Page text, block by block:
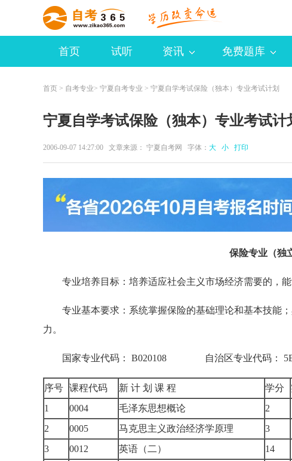
首页 试听 资讯 免费题库
首页 > 自考专业> 宁夏自考专业 > 宁夏自学考试保险（独本）专业考试计划
宁夏自学考试保险（独本）专业考试计
2006-09-07 14:27:00 文章来源： 宁夏自考网 字体： 大 小 打印
保险专业（独
专业培养目标：培养适应社会主义市场经济需要的，能
专业基本要求：系统掌握保险的基础理论和基本技能；
力。
国家专业代码： B020108 自治区专业代码：
序号 课程代码 新 计 划 课 程 学分
1
0004 毛泽东思想概论
2
2
0005 马克思主义政治经济学原理
3
3
0012 英语（二）
14